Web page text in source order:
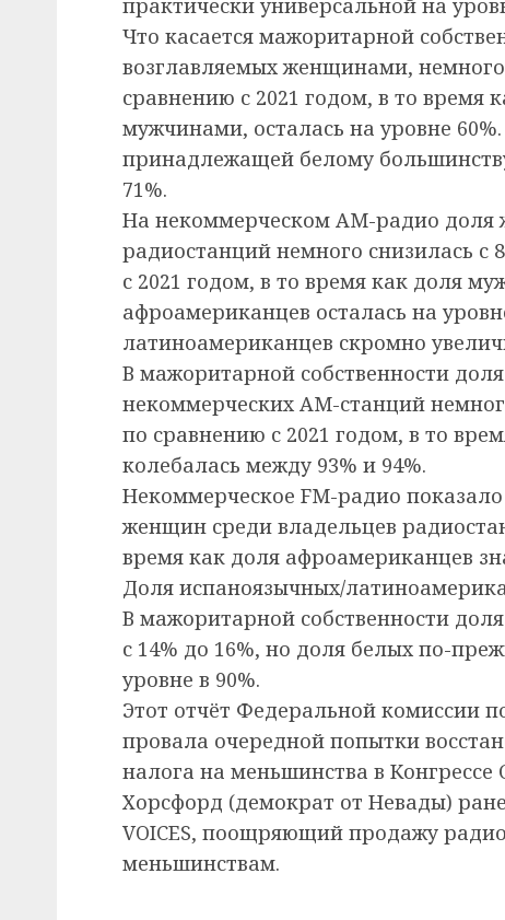
Что касается мажоритарной
возглавляемых женщинами, немного
сравнению с 2021 годом, в то время
мужчинами, осталась на уровне
принадлежащей белому
71%.
На некоммерческом AM-радио доля
радиостанций немного снизилась с
с 2021 годом, в то время как доля
афроамериканцев осталась на
латиноамериканцев скромно
В мажоритарной собственности
некоммерческих AM-станций
по сравнению с 2021 годом, в то
колебалась между 93% и 94%.
Некоммерческое FM-радио
женщин среди владельцев
время как доля афроамериканцев
Доля испаноязычных/
В мажоритарной собственности
с 14% до 16%, но доля белых по-
уровне в 90%.
Этот отчёт Федеральной комиссии
провала очередной попытки
налога на меньшинства в
Хорсфорд (демократ от Невады)
VOICES, поощряющий продажу
меньшинствам.